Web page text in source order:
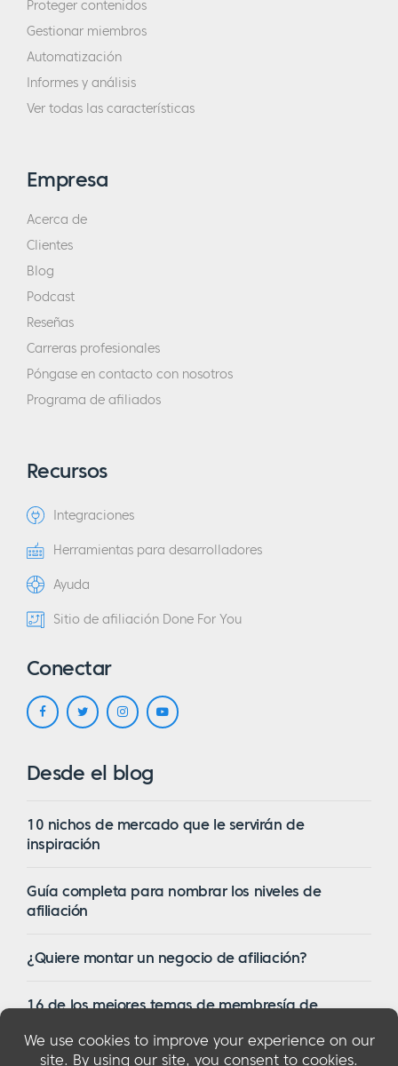
Proteger contenidos
Gestionar miembros
Automatización
Informes y análisis
Ver todas las características
Empresa
Acerca de
Clientes
Blog
Podcast
Reseñas
Carreras profesionales
Póngase en contacto con nosotros
Programa de afiliados
Recursos
Integraciones
Herramientas para desarrolladores
Ayuda
Sitio de afiliación Done For You
Conectar
Desde el blog
10 nichos de mercado que le servirán de
inspiración
Guía completa para nombrar los niveles de
afiliación
¿Quiere montar un negocio de afiliación?
16 de los mejores temas de membresía de